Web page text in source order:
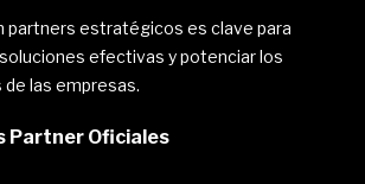
partners estratégicos es clave para
efectivas y potenciar los
las empresas.
Partner Oficiales